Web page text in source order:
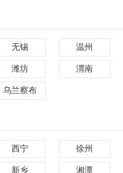
无锡 温州
潍坊 渭南
乌兰察布
西宁 徐州
新乡 湘潭